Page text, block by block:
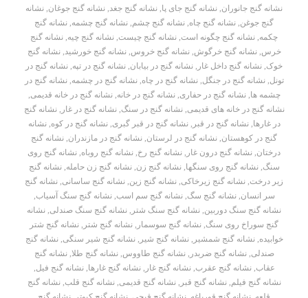
نشانه گنج جانوران, نشانه گنج جای پا, نشانه گنج جغد, نشانه گنج جوغان, نشانه
گنج جوغن, نشانه گنج چاه, نشانه گنج چشم, نشانه گنج چشمه, نشانه گنج
چکمه, نشانه گنج چگونه است, نشانه گنج چیست, نشانه گنج چیه, نشانه گنج
خرس,نشانه گنج خرگوش,نشانه گنج خروس,نشانه گنج خورشید,نشانه گنج
خوک, نشانه گنج داخل غار , نشانه گنج در بیابان, نشانه گنج در تپه, نشانه گنج در
تونل,نشانه گنج در جنگل,نشانه گنج در چاه,نشانه گنج در چشمه,نشانه گنج در
چشمه ها,نشانه گنج در حفاری,نشانه گنج در خانه,نشانه گنج در خانه قدیمی,
نشانه گنج در خانه های قدیمی,نشانه گنج در سنگ,نشانه گنج در غار ,نشانه گنج
در غارها,نشانه گنج در قبر ,نشانه گنج در قبر گبری,نشانه گنج در کوه,نشانه
گنج در کوهستان, نشانه گنج در لرستان, نشانه گنج در مازندران, نشانه گنج
درختان, نشانه گنج درون غار , نشانه گنج رخ, نشانه گنج روباه, نشانه گنج روی
سنگ,نشانه گنج روی سنگها,نشانه گنج زن,نشانه گنج زن حامله,نشانه گنج
زیر درخت, نشانه گنج زیرخاکی, نشانه گنج زین, نشانه گنج ساسانی, نشانه گنج
سر انسان,نشانه گنج سگ,نشانه گنج سم اسب,نشانه گنج سنگ آسیاب,
نشانه گنج سنگ دوربین, نشانه گنج سنگ شتر , نشانه گنج سنگ صندلی, نشانه
گنج سوراخ روی سنگ, نشانه گنج سوسمار , نشانه گنج شتر , نشانه گنج شتر
خوابیده,نشانه گنج شمشیر ,نشانه گنج شیر ,نشانه گنج شیر سنگی,نشانه گنج
صندلی,نشانه گنج ضربدر ,نشانه گنج طاووس,نشانه گنج طلا,نشانه گنج
عقاب,نشانه گنج عقرب,نشانه گنج غار ,نشانه گنج غارها,نشانه گنج فیل,
نشانه گنج فیلم,نشانه گنج قبر ,نشانه گنج قدیمی,نشانه گنج قلب,نشانه گنج